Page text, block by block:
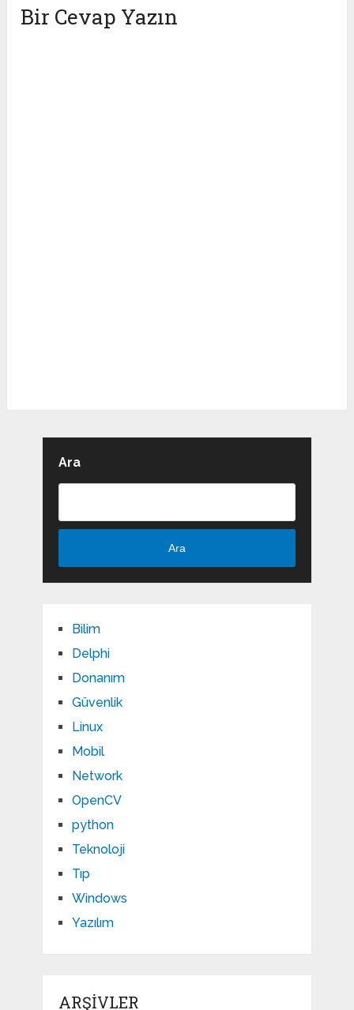
Bir Cevap Yazın
Ara
Ara
Bilim
Delphi
Donanım
Güvenlik
Linux
Mobil
Network
OpenCV
python
Teknoloji
Tıp
Windows
Yazılım
ARŞIVLER